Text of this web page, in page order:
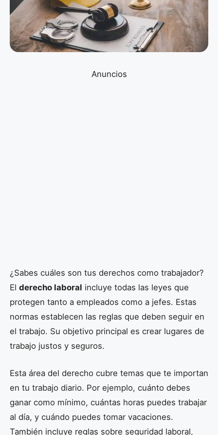
Anuncios
¿Sabes cuáles son tus derechos como trabajador?
El derecho laboral incluye todas las leyes que
protegen tanto a empleados como a jefes. Estas
normas establecen las reglas que deben seguir en
el trabajo. Su objetivo principal es crear lugares de
trabajo justos y seguros.
Esta área del derecho cubre temas que te importan
en tu trabajo diario. Por ejemplo, cuánto debes
ganar como mínimo, cuántas horas puedes trabajar
al día, y cuándo puedes tomar vacaciones.
También incluye reglas sobre seguridad laboral,